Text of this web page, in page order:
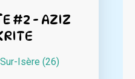
#2 - AZIZ
Isère (26)